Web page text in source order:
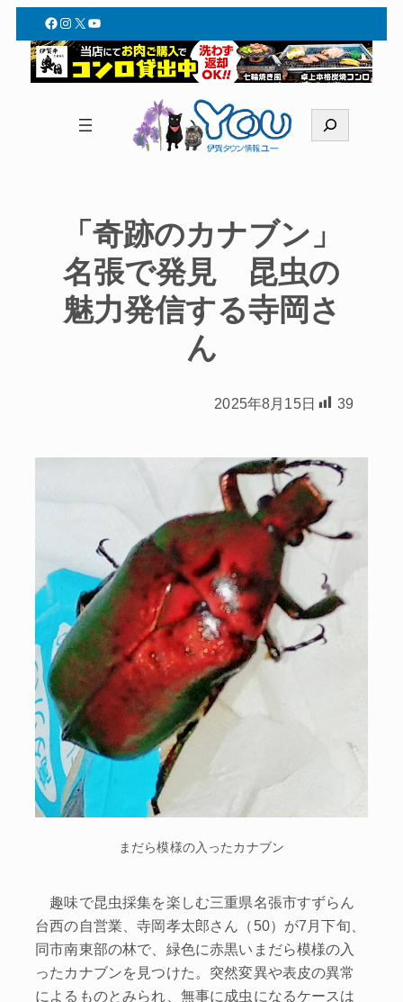
Facebook
Instagram
X YouTube
索
「奇跡のカナブン」
名張で発見 昆虫の
魅力発信する寺岡さ
ん
2025年8月15日 39
まだら模様の入ったカナブン
趣味で昆虫採集を楽しむ三重県名張市すずらん
台西の自営業、寺岡孝太郎さん（50）が7月下旬、
同市南東部の林で、緑色に赤黒いまだら模様の入
ったカナブンを見つけた。突然変異や表皮の異常
によるものとみられ、無事に成虫になるケースは